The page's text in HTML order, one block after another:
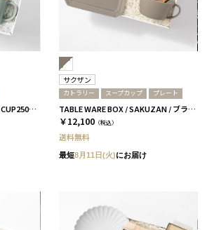
TEA TIME BOX / Common / CUP250ml&SAUCER / グレー
サクザン
カトラリー スープカップ プレート
TABLE WARE BOX / SAKUZAN / ブラウン＆ホワイト
￥12,100 （税込）
送料無料
最短8月11日(火)にお届け